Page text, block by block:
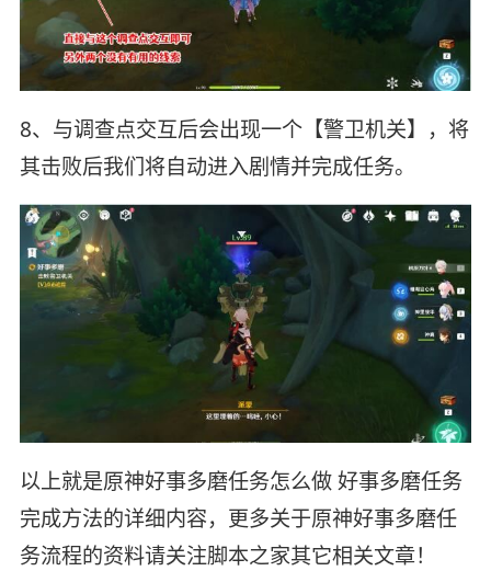
8、与调查点交互后会出现一个【警卫机关】，将
其击败后我们将自动进入剧情并完成任务。
以上就是原神好事多磨任务怎么做 好事多磨任务
完成方法的详细内容，更多关于原神好事多磨任
务流程的资料请关注脚本之家其它相关文章！